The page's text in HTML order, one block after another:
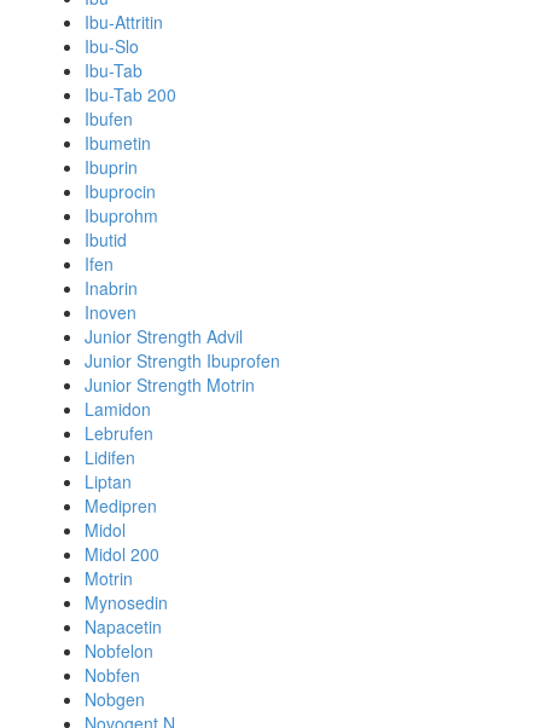
Ibu-Attritin
Ibu-Slo
Ibu-Tab
Ibu-Tab 200
Ibufen
Ibumetin
Ibuprin
Ibuprocin
Ibuprohm
Ibutid
Ifen
Inabrin
Inoven
Junior Strength Advil
Junior Strength Ibuprofen
Junior Strength Motrin
Lamidon
Lebrufen
Lidifen
Liptan
Medipren
Midol
Midol 200
Motrin
Mynosedin
Napacetin
Nobfelon
Nobfen
Nobgen
Novogent N